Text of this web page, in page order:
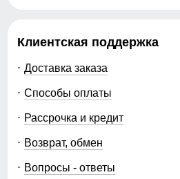
Клиентская поддержка
Доставка заказа
Способы оплаты
Рассрочка и кредит
Возврат, обмен
Вопросы - ответы